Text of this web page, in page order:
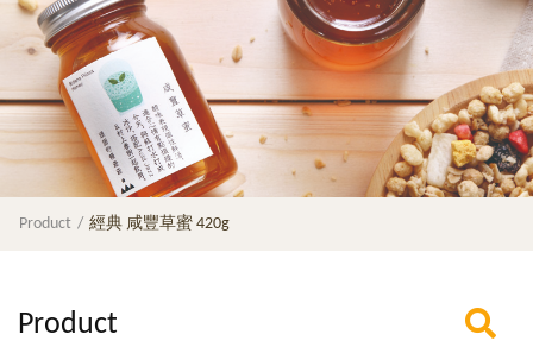
Product 經典 咸豐草蜜 420g
Product